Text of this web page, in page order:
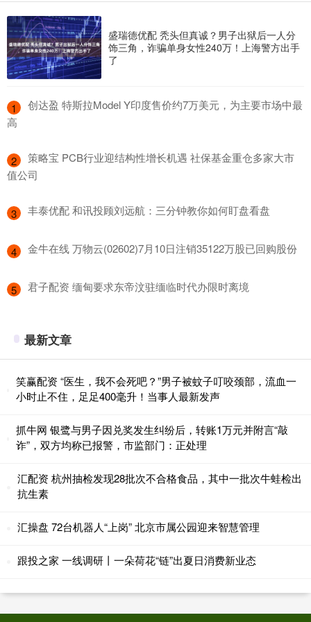
盛瑞德优配 秃头但真诚？男子出狱后一人分
饰三角，诈骗单身女性240万！上海警方出手
了
1
​创达盈 特斯拉Model Y印度售价约7万美元，为主要市场中最
高
2
​策略宝 PCB行业迎结构性增长机遇 社保基金重仓多家大市
值公司
3 ​丰泰优配 和讯投顾刘远航：三分钟教你如何盯盘看盘
4 ​金牛在线 万物云(02602)7月10日注销35122万股已回购股份
5 ​君子配资 缅甸要求东帝汶驻缅临时代办限时离境
最新文章
笑赢配资 “医生，我不会死吧？”男子被蚊子叮咬颈部，流血一
小时止不住，足足400毫升！当事人最新发声
抓牛网 银鹭与男子因兑奖发生纠纷后，转账1万元并附言“敲
诈”，双方均称已报警，市监部门：正处理
汇配资 杭州抽检发现28批次不合格食品，其中一批次牛蛙检出
抗生素
汇操盘 72台机器人“上岗” 北京市属公园迎来智慧管理
跟投之家 一线调研丨一朵荷花“链”出夏日消费新业态